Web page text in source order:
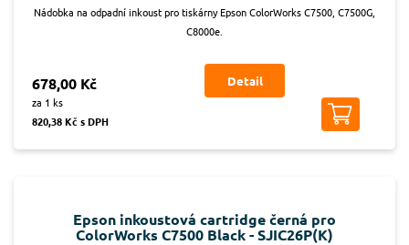
Nádobka na odpadní inkoust pro tiskárny Epson ColorWorks C7500, C7500G,
C8000e.
678,00 Kč
za 1 ks
820,38 Kč s DPH
Detail
Epson inkoustová cartridge černá pro
ColorWorks C7500 Black - SJIC26P(K)